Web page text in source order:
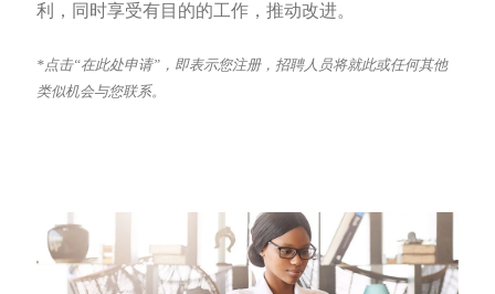
利，同时享受有目的的工作，推动改进。
*点击“在此处申请”，即表示您注册，招聘人员将就此或任何其他
类似机会与您联系。